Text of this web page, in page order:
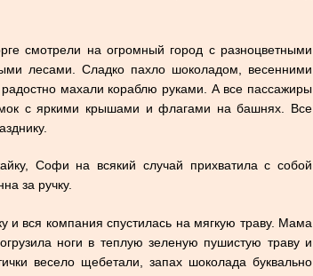
смотрели на огромный город с разноцветными
лесами. Сладко пахло шоколадом, весенними
махали кораблю руками. А все пассажиры
с яркими крышами и флагами на башнях. Все
Софи на всякий случай прихватила с собой
за ручку.
и вся компания спустилась на мягкую траву. Мама
ноги в теплую зеленую пушистую траву и
весело щебетали, запах шоколада буквально